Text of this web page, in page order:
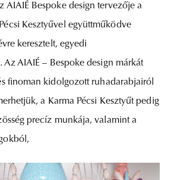
AIAIÉ Bespoke design tervezője a
Kesztyűvel együttműködve
keresztelt, egyedi
AIAIÉ – Bespoke design márkát
finoman kidolgozott ruhadarabjairól
a Karma Pécsi Kesztyűt pedig
precíz munkája, valamint a